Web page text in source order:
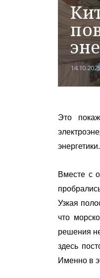
Это
энергетики.
Вместе с
Узкая
что
решения
здесь
Именно в